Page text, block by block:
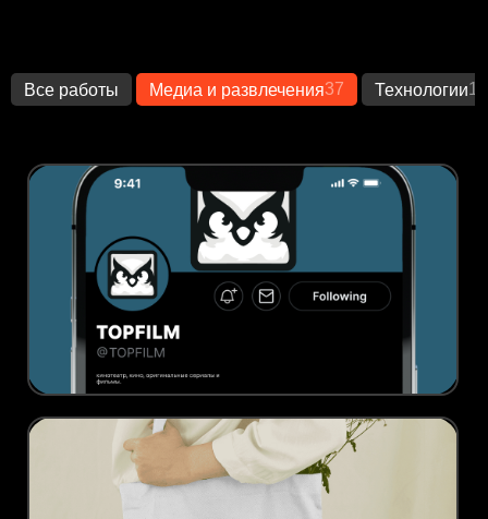
Все работы Медиа и развлечения37 Технологии